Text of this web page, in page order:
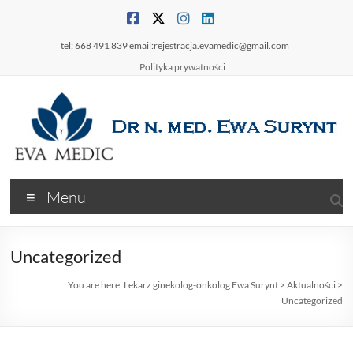
tel: 668 491 839 email:rejestracja.evamedic@gmail.com
Polityka prywatności
Lekarz
ginekolog-
onkolog
Menu
Uncategorized
You are here: Lekarz ginekolog-onkolog Ewa Surynt> Aktualności>
Uncategorized